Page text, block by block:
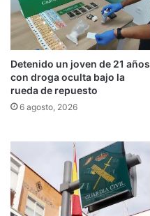
Detenido un joven de 21 años
con droga oculta bajo la
rueda de repuesto
6 agosto, 2026